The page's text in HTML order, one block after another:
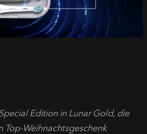
Edition in Lunar Gold, die
Top-Weihnachtsgeschenk